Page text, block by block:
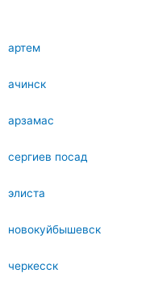
артем
ачинск
арзамас
сергиев посад
элиста
новокуйбышевск
черкесск